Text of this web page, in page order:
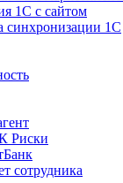
1С с сайтом
синхронизации 1С
Риски
сотрудника